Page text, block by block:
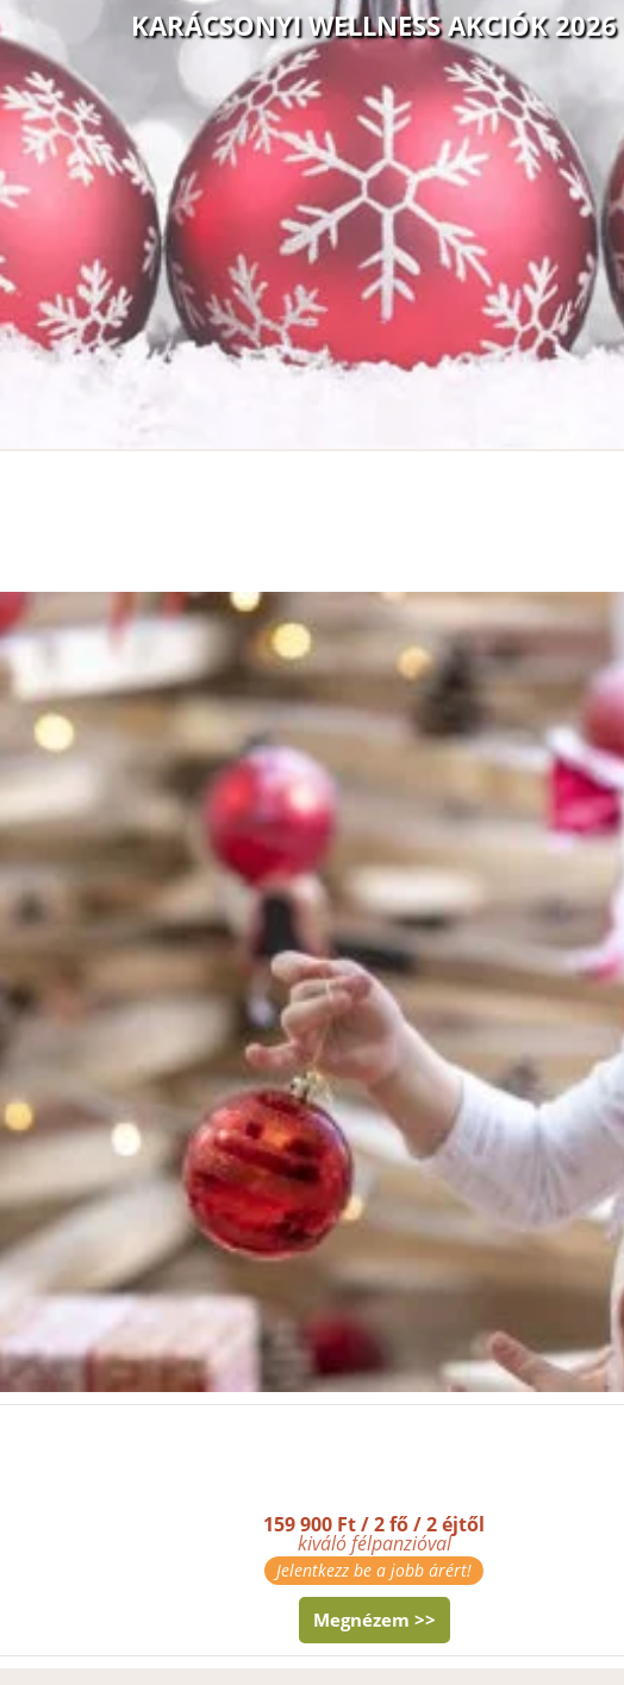
KARÁCSONYI WELLNESS AKCIÓK 2026
159 900 Ft / 2 fő / 2 éjtől
kiváló félpanzióval
Jelentkezz be a jobb árért!
Megnézem >>